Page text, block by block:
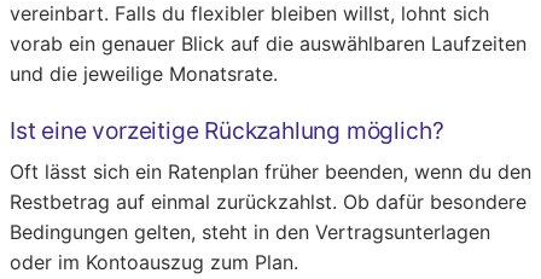
vereinbart. Falls du flexibler bleiben willst, lohnt sich
vorab ein genauer Blick auf die auswählbaren Laufzeiten
und die jeweilige Monatsrate.
Ist eine vorzeitige Rückzahlung möglich?
Oft lässt sich ein Ratenplan früher beenden, wenn du den
Restbetrag auf einmal zurückzahlst. Ob dafür besondere
Bedingungen gelten, steht in den Vertragsunterlagen
oder im Kontoauszug zum Plan.